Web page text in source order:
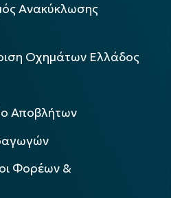
Ανακύκλωσης
Οχημάτων Ελλάδος
Αποβλήτων
Φορέων &